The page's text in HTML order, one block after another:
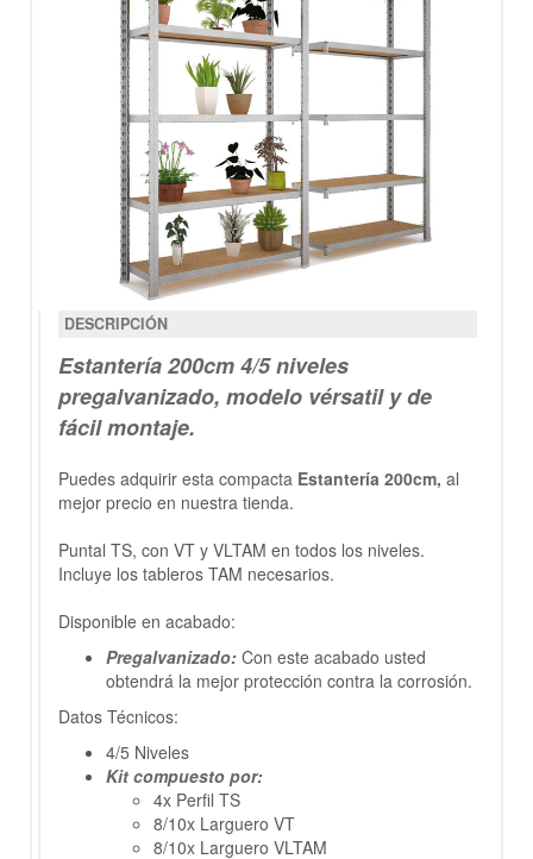
DESCRIPCIÓN
Estantería200cm4/5 niveles
pregalvanizado, modelo vérsatil y de
fácil montaje.
Puedes adquirir esta compacta Estantería 200cm, al
mejor precio en nuestra tienda.
Puntal TS, con VT y VLTAM en todos los niveles.
Incluye los tableros TAM necesarios.
Disponible en acabado:
Pregalvanizado: Con este acabado usted
obtendrá la mejor protección contra la corrosión.
Datos Técnicos:
4/5 Niveles
Kit compuesto por:
4x Perfil TS
8/10x Larguero VT
8/10x Larguero VLTAM